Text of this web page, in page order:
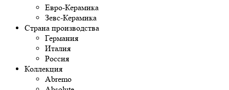
Евро-Керамика
Зевс-Керамика
Страна производства
Германия
Италия
Россия
Коллекция
Abremo